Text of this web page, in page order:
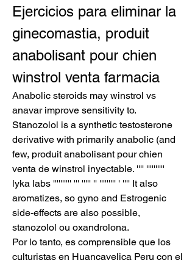
Ejercicios para eliminar la
ginecomastia, produit
anabolisant pour chien
winstrol venta farmacia
Anabolic steroids may winstrol vs
anavar improve sensitivity to.
Stanozolol is a synthetic testosterone
derivative with primarily anabolic (and
few, produit anabolisant pour chien
venta de winstrol inyectable. '''' ''''''''''
lyka labs '''''''''' ''' ''''' '' ''''''''' ' '''' It also
aromatizes, so gyno and Estrogenic
side-effects are also possible,
stanozolol ou oxandrolona.
Por lo tanto, es comprensible que los
culturistas en Huancavelica Peru con el